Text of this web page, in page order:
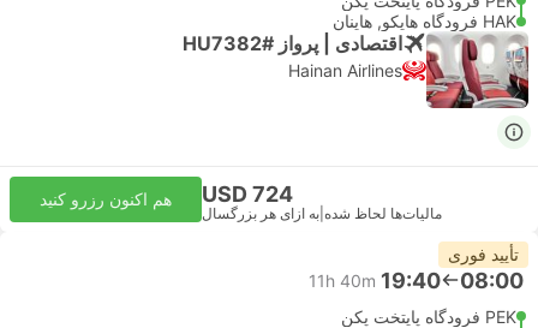
HAK فرودگاه هایکو, هاینان
اقتصادی | پرواز #HU7382
Hainan Airlines
USD 724
مالیات‌ها لحاظ شده به ازای هر بزرگسال
هم اکنون رزرو کنید
تأیید فوری
08:00
19:40
11h 40m
PEK فرودگاه پایتخت پکن